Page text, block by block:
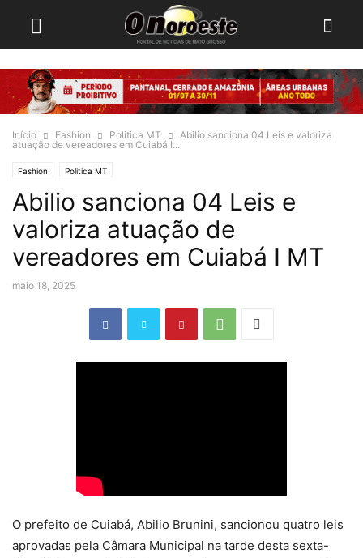
Início Fashion Politica MT
Abilio sanciona 04 Leis e valoriza
atuação de vereadores em Cuiabá I...
Fashion Politica MT
Abilio sanciona 04 Leis e
valoriza atuação de
vereadores em Cuiabá I MT
maio 18, 2025
O prefeito de Cuiabá, Abilio Brunini, sancionou quatro leis
aprovadas pela Câmara Municipal na tarde desta sexta-